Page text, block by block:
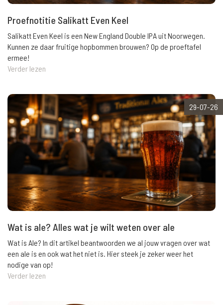
Proefnotitie Salikatt Even Keel
Salikatt Even Keel is een New England Double IPA uit Noorwegen.
Kunnen ze daar fruitige hopbommen brouwen? Op de proeftafel
ermee!
Verder lezen
29-07-26
Wat is ale? Alles wat je wilt weten over ale
Wat is Ale? In dit artikel beantwoorden we al jouw vragen over wat
een ale is en ook wat het niet is. Hier steek je zeker weer het
nodige van op!
Verder lezen